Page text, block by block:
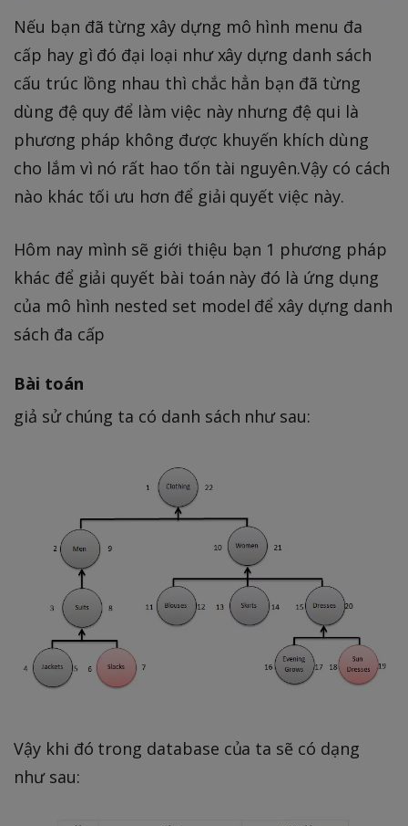
Nếu bạn đã từng xây dựng mô hình menu đa
cấp hay gì đó đại loại như xây dựng danh sách
cấu trúc lồng nhau thì chắc hẳn bạn đã từng
dùng đệ quy để làm việc này nhưng đệ qui là
phương pháp không được khuyến khích dùng
cho lắm vì nó rất hao tốn tài nguyên.Vậy có cách
nào khác tối ưu hơn để giải quyết việc này.
Hôm nay mình sẽ giới thiệu bạn 1 phương pháp
khác để giải quyết bài toán này đó là ứng dụng
của mô hình nested set model để xây dựng danh
sách đa cấp
Bài toán
giả sử chúng ta có danh sách như sau:
Vậy khi đó trong database của ta sẽ có dạng
như sau: